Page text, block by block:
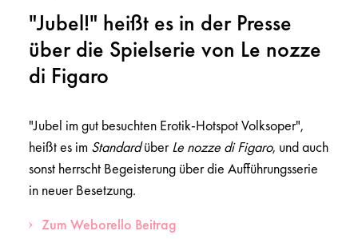
"Jubel!" heißt es in der Presse
über die Spielserie von Le nozze
di Figaro
"Jubel im gut besuchten Erotik-Hotspot Volksoper",
heißt es im StandardüberLe nozze di Figaro, und auch
sonst herrscht Begeisterung über die Aufführungsserie
in neuer Besetzung.
Zum Weborello Beitrag